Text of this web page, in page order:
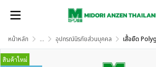
หน้าหลัก ... อุปกรณ์นิรภัยส่วนบุคคล เสื้อยืด
สินค้าใหม่